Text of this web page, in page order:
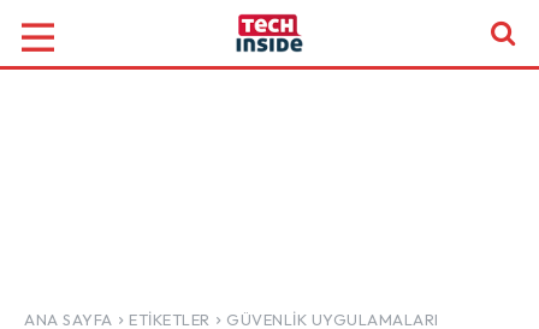
ANA SAYFA ETIKETLER GÜVENLIK UYGULAMALARI